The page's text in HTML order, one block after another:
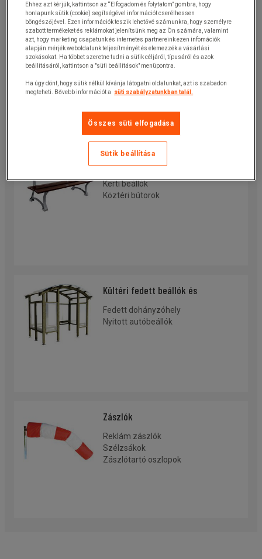
Közutak
Árvízvédelem
Fekvőrendőrök
Hótakarítás
Közlekedési tábla javítása
Mind a 8 kategória megjelenítése
Kültéri bútorok
Kerti beállók
Köztéri bútorok
Kültéri fedett beállók és
Fedett dohányzóhely
Nyitott autóbeállók
Zászlók
Reklám zászlók
Szélzsákok
Zászlótartó oszlopok
Ehhez azt kérjük, kattintson az “Elfogadom és folytatom” gombra, hogy
honlapunk sütik (cookie) segítségével információt cserélhessen
böngészőjével. Ezen információk teszik lehetővé számunkra, hogy személyre
szabott termékeket és reklámokat jelenítsünk meg az Ön számára, valamint
azt, hogy marketing csapatunk és internetes partnereink ezen infomációk
alapján mérjék weboldalunk teljesítményét és elemezzék a vásárlási
szokásokat. Ha többet szeretne tudni a sütik céljáról, típusáról és azok
beállításáról, kattintson a "süti beállítások" menüpontra.
Ha úgy dönt, hogy sütik nélkül kívánja látogatni oldalunkat, azt is szabadon
megteheti. Bővebb információt a
süti szabályzatunkban talál.
Összes süti elfogadása
Sütik beállítása